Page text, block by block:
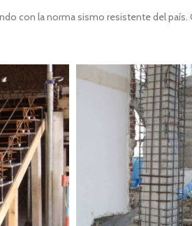
con la norma sismo resistente del